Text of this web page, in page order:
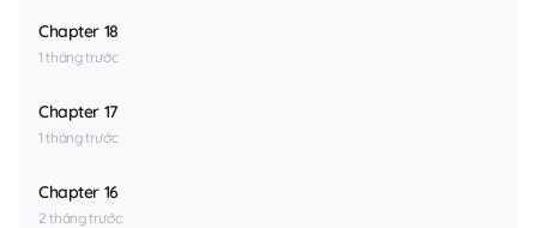
Chapter 18
1 tháng trước
Chapter 17
1 tháng trước
Chapter 16
2 tháng trước